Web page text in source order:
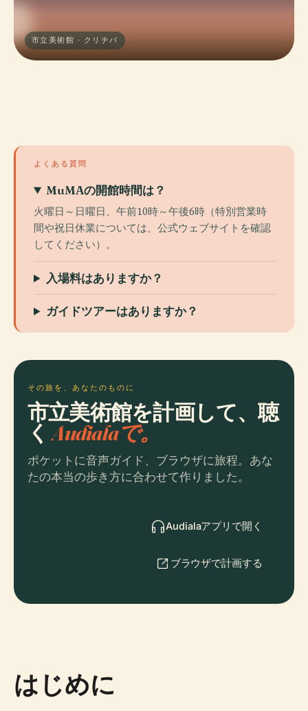
市立美術館 · クリチバ
よくある質問
MuMAの開館時間は？
火曜日～日曜日、午前10時～午後6時（特別営業時
間や祝日休業については、公式ウェブサイトを確認
してください）。
入場料はありますか？
ガイドツアーはありますか？
その旅を、あなたのものに
市立美術館を計画して、聴
くAudialaで。
ポケットに音声ガイド、ブラウザに旅程。あな
たの本当の歩き方に合わせて作りました。
Audialaアプリで開く
ブラウザで計画する
はじめに